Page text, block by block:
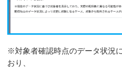
※対象者確認時点のデータ状況
おり、